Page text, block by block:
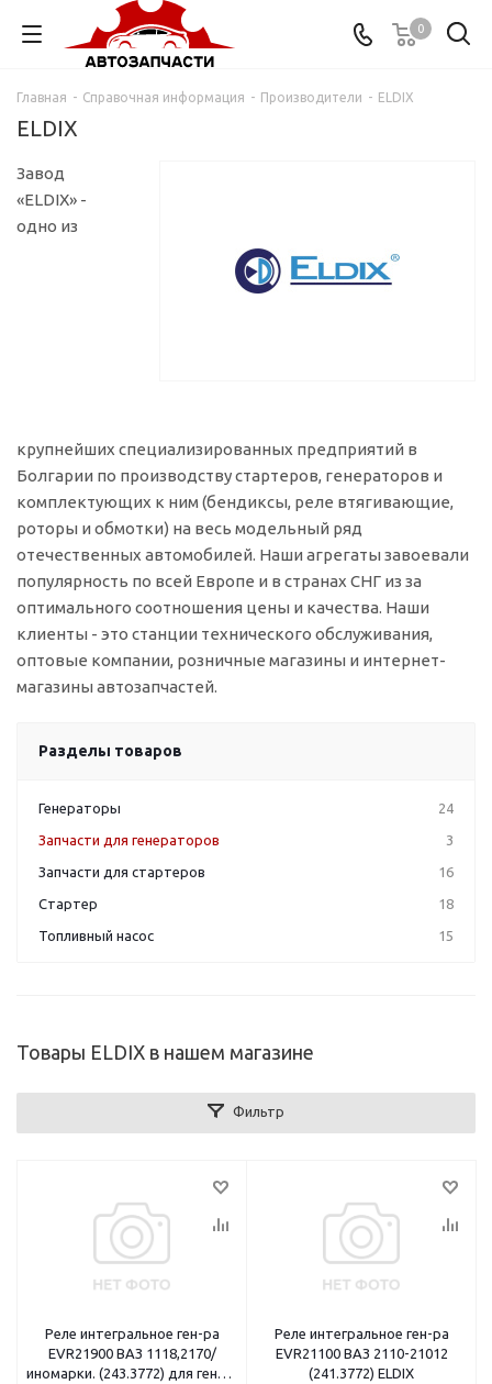
0
Главная - Справочная информация - Производители - ELDIX
ELDIX
Завод
«ELDIX» -
одно из
крупнейших специализированных предприятий в
Болгарии по производству стартеров, генераторов и
комплектующих к ним (бендиксы, реле втягивающие,
роторы и обмотки) на весь модельный ряд
отечественных автомобилей. Наши агрегаты завоевали
популярность по всей Европе и в странах СНГ из за
оптимального соотношения цены и качества. Наши
клиенты - это станции технического обслуживания,
оптовые компании, розничные магазины и интернет-
магазины автозапчастей.
Разделы товаров
Генераторы 24
Запчасти для генераторов 3
Запчасти для стартеров 16
Стартер 18
Топливный насос 15
Товары ELDIX в нашем магазине
Фильтр
Реле интегральное ген-ра
EVR21900 ВАЗ 1118,2170/
иномарки. (243.3772) для генер.
Реле интегральное ген-ра
EVR21100 ВАЗ 2110-21012
(241.3772) ELDIX